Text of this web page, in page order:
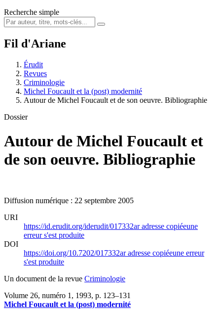
Recherche simple
Fil d'Ariane
Érudit
Revues
Criminologie
Michel Foucault et la (post) modernité
Autour de Michel Foucault et de son oeuvre. Bibliographie
Dossier
Autour de Michel Foucault et
de son oeuvre. Bibliographie
Diffusion numérique : 22 septembre 2005
URI
https://id.erudit.org/iderudit/017332aradresse copiéeune
erreur s'est produite
DOI
https://doi.org/10.7202/017332aradresse copiéeune erreur
s'est produite
Un document de la revue Criminologie
Volume 26, numéro 1, 1993, p. 123–131
Michel Foucault et la (post) modernité